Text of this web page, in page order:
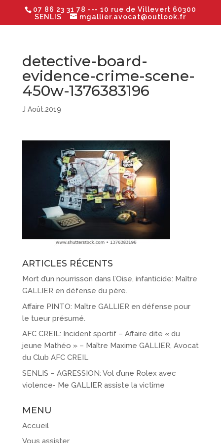
07 86 23 31 78 --- 10 rue de Villevert 60300
SENLIS
mgallier.avocat@outlook.fr
detective-board-
evidence-crime-scene-
450w-1376383196
J Août.2019
ARTICLES RÉCENTS
Mort d’un nourrisson dans l’Oise, infanticide: Maître
GALLIER en défense du père.
Affaire PINTO: Maître GALLIER en défense pour
le tueur présumé.
AFC CREIL: Incident sportif – Affaire dite « du
jeune Mathéo » – Maître Maxime GALLIER, Avocat
du Club AFC CREIL
SENLIS – AGRESSION: Vol d’une Rolex avec
violence- Me GALLIER assiste la victime
MENU
Accueil
Vous assister